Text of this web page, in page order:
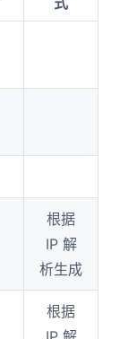
根据
IP 解
析生成
根据